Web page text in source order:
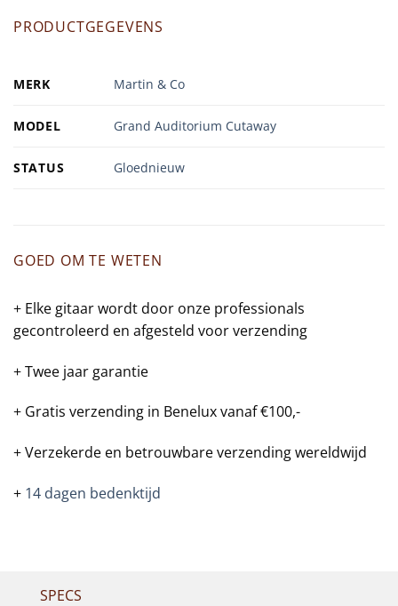
PRODUCTGEGEVENS
MERK Martin & Co
MODEL Grand Auditorium Cutaway
STATUS Gloednieuw
GOED OM TE WETEN
+ Elke gitaar wordt door onze professionals
gecontroleerd en afgesteld voor verzending
+ Twee jaar garantie
+ Gratis verzending in Benelux vanaf €100,-
+ Verzekerde en betrouwbare verzending wereldwijd
+ 14 dagen bedenktijd
SPECS